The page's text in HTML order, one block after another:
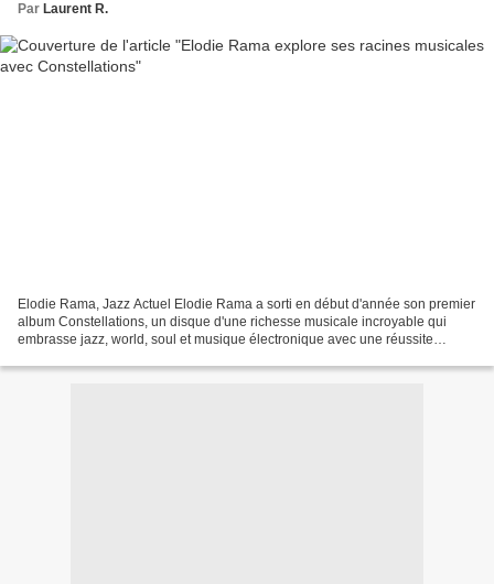
Par Laurent R.
Elodie Rama, Jazz Actuel Elodie Rama a sorti en début d'année son premier
album Constellations, un disque d'une richesse musicale incroyable qui
embrasse jazz, world, soul et musique électronique avec une réussite